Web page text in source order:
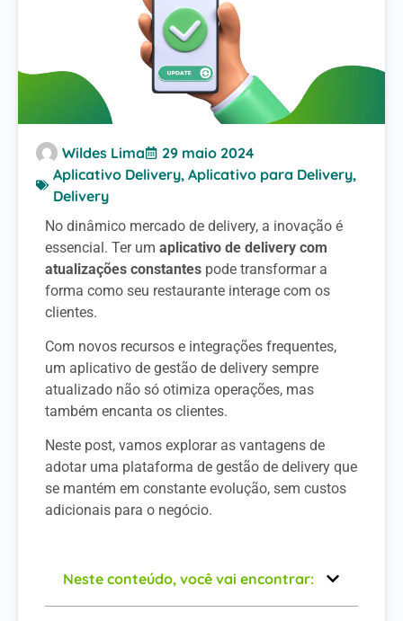
Wildes Lima
29 maio 2024
Aplicativo Delivery, Aplicativo para Delivery,
Delivery
No dinâmico mercado de delivery, a inovação é
essencial. Ter um aplicativo de delivery com
atualizações constantes pode transformar a
forma como seu restaurante interage com os
clientes.
Com novos recursos e integrações frequentes,
um aplicativo de gestão de delivery sempre
atualizado não só otimiza operações, mas
também encanta os clientes.
Neste post, vamos explorar as vantagens de
adotar uma plataforma de gestão de delivery que
se mantém em constante evolução, sem custos
adicionais para o negócio.
Neste conteúdo, você vai encontrar: